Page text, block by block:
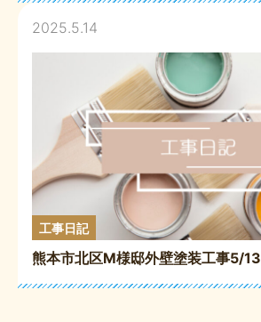
2025.5.14
工事日記
熊本市北区M様邸外壁塗装工事5/13